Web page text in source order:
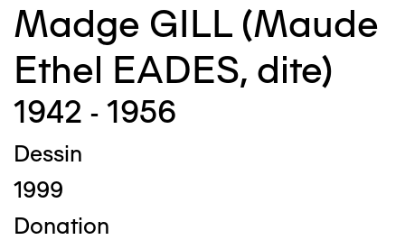
Madge GILL (Maude
Ethel EADES, dite)
1942 - 1956
Dessin
1999
Donation